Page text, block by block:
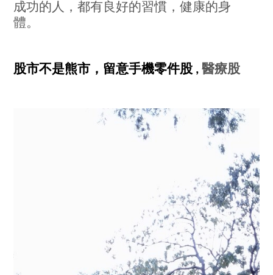
成功的人，都有良好的習慣，健康的身
體。
股市不是熊市 ，留意手機零件股 ,醫療股